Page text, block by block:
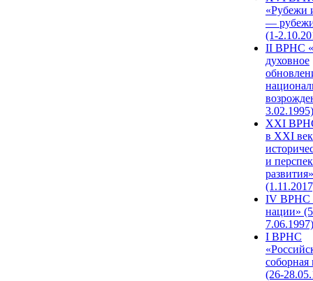
«Рубежи
—
(1-
II ВРНС
духовное
3.02.1995)
XХI
в XXI
и
развития»
IV ВРНС
нации»
7.06.1997)
I ВРНС
(26-